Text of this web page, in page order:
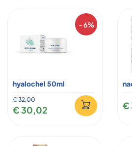
- 6%
hyalochel 50ml
€ 32,00
€ 30,02 €